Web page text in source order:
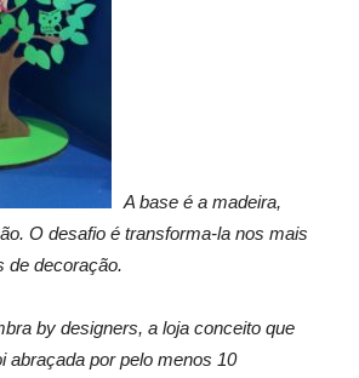
A base é a madeira,
O desafio é transforma-la nos mais
de decoração.
by designers, a loja conceito que
abraçada por pelo menos 10